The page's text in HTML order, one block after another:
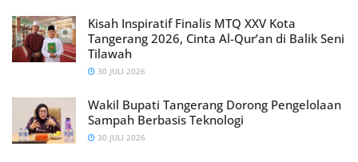
Kisah Inspiratif Finalis MTQ XXV Kota
Tangerang 2026, Cinta Al-Qur’an di Balik Seni
Tilawah
30 JULI 2026
Wakil Bupati Tangerang Dorong Pengelolaan
Sampah Berbasis Teknologi
30 JULI 2026